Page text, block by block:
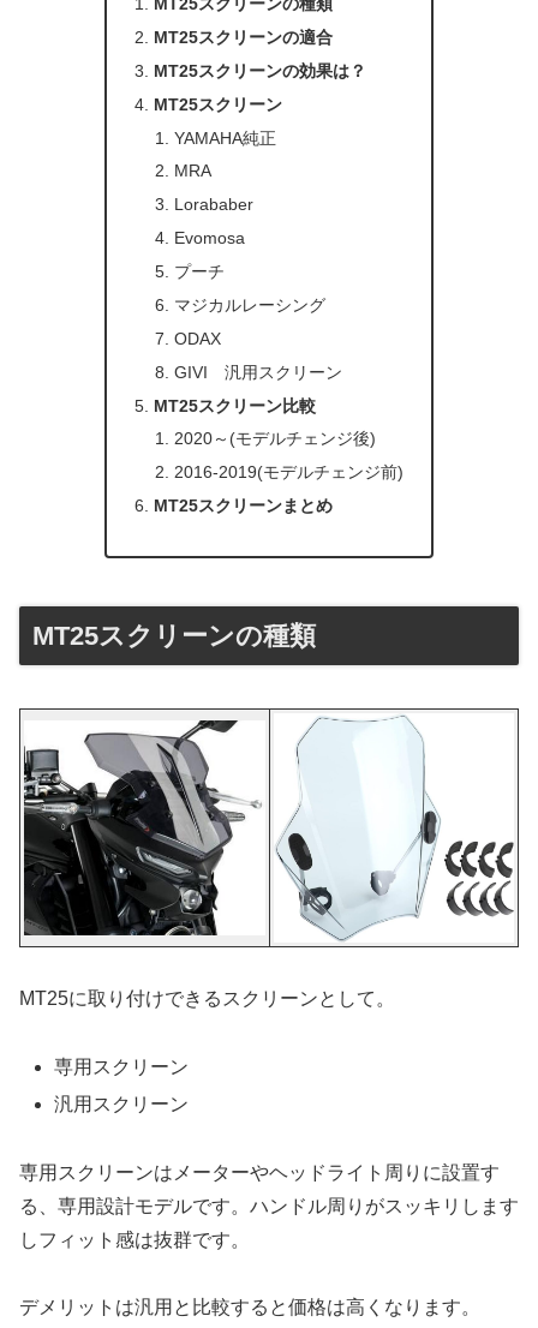
MT25スクリーンの適合
MT25スクリーンの効果は？
MT25スクリーン
YAMAHA純正
MRA
Lorababer
Evomosa
プーチ
マジカルレーシング
ODAX
GIVI 汎用スクリーン
MT25スクリーン比較
2020～(モデルチェンジ後)
2016-2019(モデルチェンジ前)
MT25スクリーンまとめ
MT25スクリーンの種類
MT25に取り付けできるスクリーンとして。
専用スクリーン
汎用スクリーン
専用スクリーンはメーターやヘッドライト周りに設置す
る、専用設計モデルです。ハンドル周りがスッキリします
しフィット感は抜群です。
デメリットは汎用と比較すると価格は高くなります。